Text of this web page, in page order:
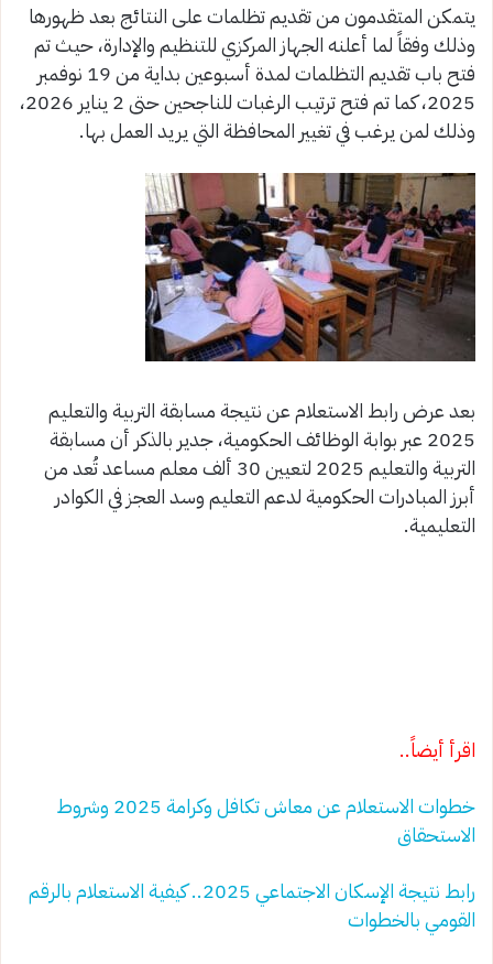
يتمكن المتقدمون من تقديم تظلمات على النتائج بعد ظهورها
وذلك وفقاً لما أعلنه الجهاز المركزي للتنظيم والإدارة، حيث تم
فتح باب تقديم التظلمات لمدة أسبوعين بداية من 19 نوفمبر
2025، كما تم فتح ترتيب الرغبات للناجحين حتى 2 يناير 2026،
وذلك لمن يرغب في تغيير المحافظة التي يريد العمل بها.
بعد عرض رابط الاستعلام عن نتيجة مسابقة التربية والتعليم
2025 عبر بوابة الوظائف الحكومية، جدير بالذكر أن مسابقة
التربية والتعليم 2025 لتعيين 30 ألف معلم مساعد تُعد من
أبرز المبادرات الحكومية لدعم التعليم وسد العجز في الكوادر
التعليمية.
اقرأ أيضاً..
خطوات الاستعلام عن معاش تكافل وكرامة 2025 وشروط
الاستحقاق
رابط نتيجة الإسكان الاجتماعي 2025.. كيفية الاستعلام بالرقم
القومي بالخطوات